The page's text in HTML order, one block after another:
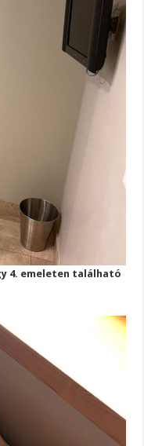
4. emeleten található